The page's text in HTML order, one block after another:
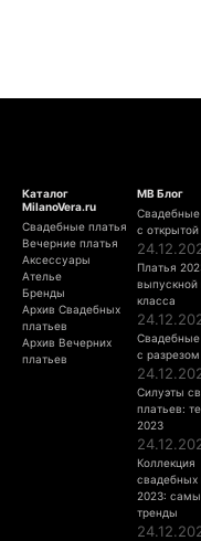
Каталог
MilanoVera.ru
Свадебные платья
Вечерние платья
Аксессуары
Ателье
Бренды
Архив Свадебных
платьев
Архив Вечерних
платьев
МВ Блог
Свадебные
с
Платья
выпускной
класса
Свадебные
с разрезом
Силуэты
платьев:
2023
Коллекция
свадебных
2023:
тренды